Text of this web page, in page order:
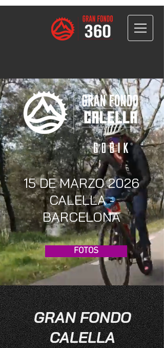
15 DE MARZO 2026
CALELLA -
BARCELONA
FOTOS
GRAN FONDO
CALELLA